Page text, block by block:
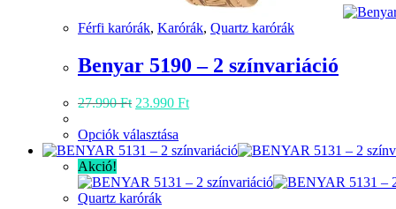
Férfi karórák, Karórák, Quartz karórák
Benyar 5190 – 2 színvariáció
27.990Ft Original
was:
27.990 Ft.
23.990 FtCurrent
23.990 Ft.
Opciók választása
a
több
Akció!
Quartz karórák